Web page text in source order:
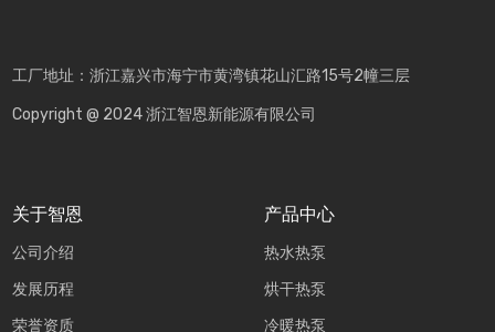
工厂地址：浙江嘉兴市海宁市黄湾镇花山汇路15号2幢三层
Copyright @ 2024 浙江智恩新能源有限公司
关于智恩
公司介绍
发展历程
荣誉资质
产品中心
热水热泵
烘干热泵
冷暖热泵